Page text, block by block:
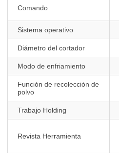
Comando
Sistema operativo
Diámetro del cortador
Modo de enfriamiento
Función de recolección de
polvo
Trabajo Holding
Revista Herramienta